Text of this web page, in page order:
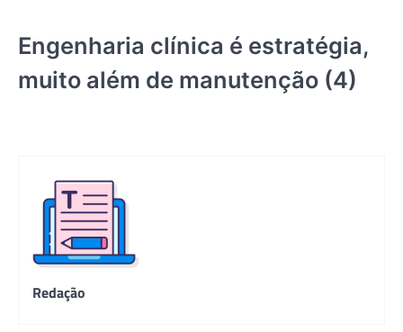
Engenharia clínica é estratégia,
muito além de manutenção (4)
Redação